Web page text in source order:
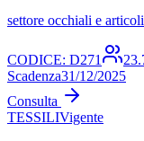
settore occhiali e
CODICE: D271
Scadenza31/12/2025
Consulta
TESSILIVigente